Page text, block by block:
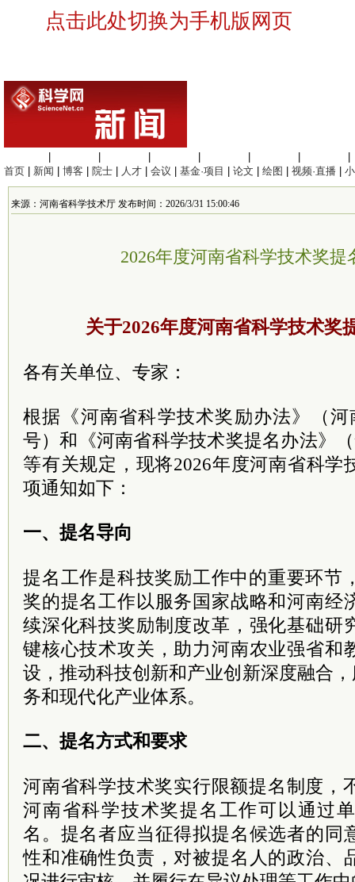
点击此处切换为手机版网页
首页
新闻 博客 院士 人才 会议 基金·项目 论文 绘图 视频·直播
来源：河南省科学技术厅 发布时间：2026/3/31 15:00:46
2026年度河南省科学技术奖提
关于2026年度河南省科学技术奖
各有关单位、专家：
根据《河南省科学技术奖励办法》（
号）和《河南省科学技术奖提名办法》
等有关规定，现将2026年度河南省科学
项通知如下：
一、提名导向
提名工作是科技奖励工作中的重要环节
奖的提名工作以服务国家战略和河南经
续深化科技奖励制度改革，强化基础研
键核心技术攻关，助力河南农业强省和
设，推动科技创新和产业创新深度融合
务和现代化产业体系。
二、提名方式和要求
河南省科学技术奖实行限额提名制度，
河南省科学技术奖提名工作可以通过
名。提名者应当征得拟提名候选者的同
性和准确性负责，对被提名人的政治、